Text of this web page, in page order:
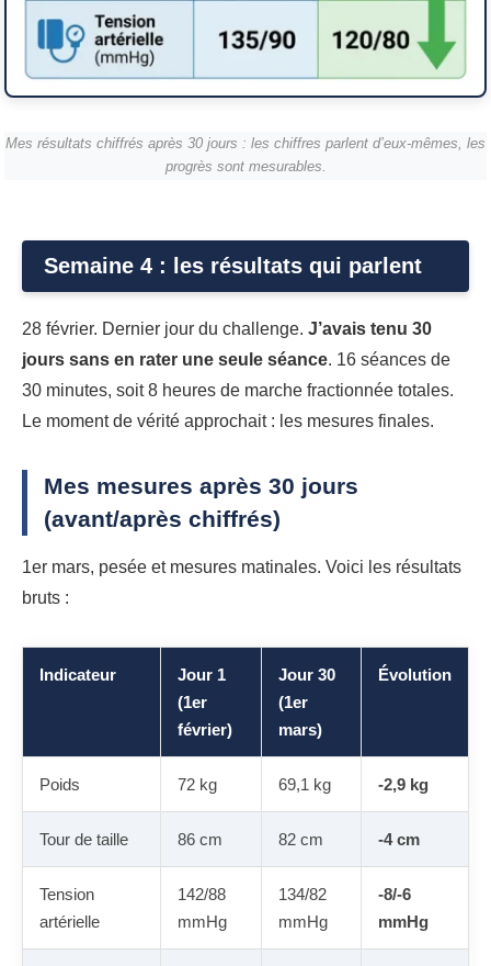
Mes résultats chiffrés après 30 jours : les chiffres parlent d’eux-mêmes, les
progrès sont mesurables.
Semaine 4 : les résultats qui parlent
28 février. Dernier jour du challenge. J’avais tenu 30
jours sans en rater une seule séance. 16 séances de
30 minutes, soit 8 heures de marche fractionnée totales.
Le moment de vérité approchait : les mesures finales.
Mes mesures après 30 jours
(avant/après chiffrés)
1er mars, pesée et mesures matinales. Voici les résultats
bruts :
Indicateur
Jour 1
(1er
février)
Jour 30
(1er
mars)
Évolution
Poids 72 kg 69,1 kg -2,9 kg
Tour de taille 86 cm 82 cm -4 cm
Tension
artérielle
142/88
mmHg
134/82
mmHg
-8/-6
mmHg